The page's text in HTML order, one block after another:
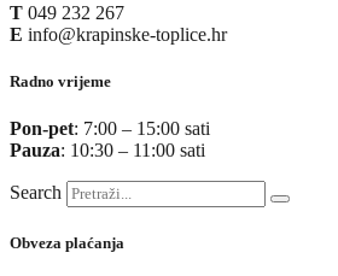
T 049 232 267
E info@krapinske-toplice.hr
Radno vrijeme
Pon-pet: 7:00 – 15:00 sati
Pauza: 10:30 – 11:00 sati
Search
Obveza plaćanja